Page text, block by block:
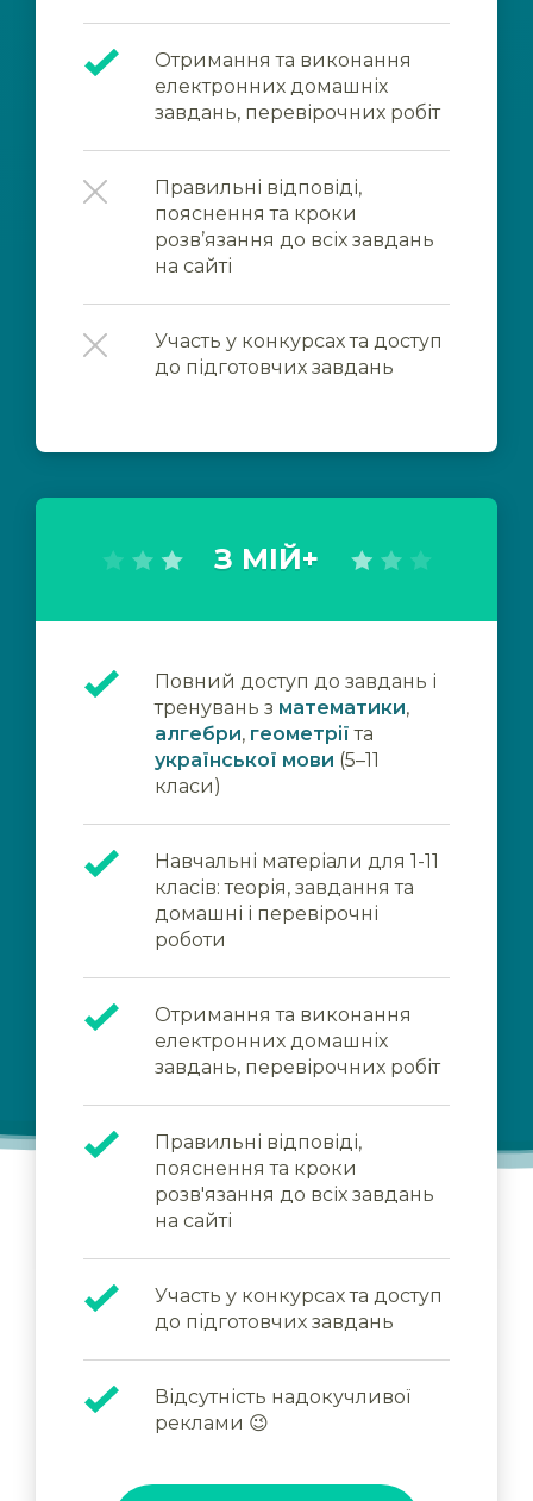
Отримання та виконання
електронних домашніх
завдань, перевірочних робіт
Правильні відповіді,
пояснення та кроки
розв’язання до всіх завдань
на сайті
Участь у конкурсах та доступ
до підготовчих завдань
З МІЙ+
Повний доступ до завдань і
тренувань з математики,
алгебри, геометрії та
української мови (5–11
класи)
Навчальні матеріали для 1-11
класів: теорія, завдання та
домашні і перевірочні
роботи
Отримання та виконання
електронних домашніх
завдань, перевірочних робіт
Правильні відповіді,
пояснення та кроки
розв'язання до всіх завдань
на сайті
Участь у конкурсах та доступ
до підготовчих завдань
Відсутність надокучливої
реклами 😉